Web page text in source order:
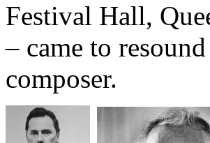
Festival Hall,
– came to
composer.